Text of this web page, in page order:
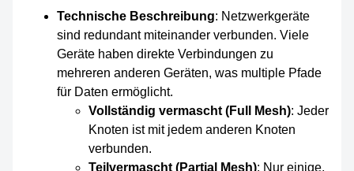
Technische Beschreibung: Netzwerkgeräte
sind redundant miteinander verbunden. Viele
Geräte haben direkte Verbindungen zu
mehreren anderen Geräten, was multiple Pfade
für Daten ermöglicht.
Vollständig vermascht (Full Mesh): Jeder
Knoten ist mit jedem anderen Knoten
verbunden.
Teilvermascht (Partial Mesh): Nur einige,